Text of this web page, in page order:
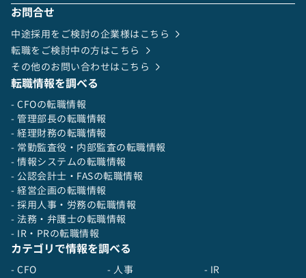
とに挑戦したい方を求めています。
お問合せ
中途採用をご検討の企業様はこちら
転職をご検討中の方はこちら
その他のお問い合わせはこちら
転職情報を調べる
- CFOの転職情報
- 管理部長の転職情報
- 経理財務の転職情報
- 常勤監査役・内部監査の転職情報
- 情報システムの転職情報
- 公認会計士・FASの転職情報
- 経営企画の転職情報
- 採用人事・労務の転職情報
- 法務・弁護士の転職情報
- IR・PRの転職情報
カテゴリで情報を調べる
- CFO
- 人事
- IR